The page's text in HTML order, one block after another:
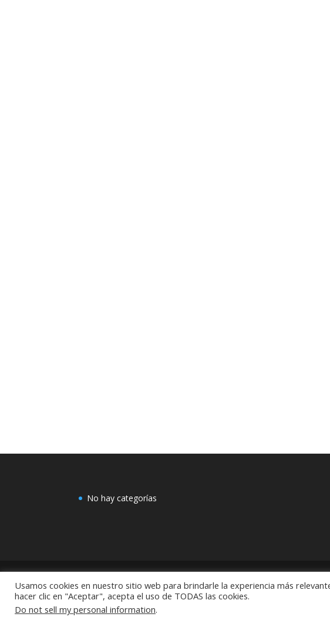
No hay categorías
COMEX: "Centro de Decoración Dayman Revolución" Pedidos:
México
Usamos cookies en nuestro sitio web para brindarle la experiencia más
hacer clic en "Aceptar", acepta el uso de TODAS las cookies.
Do not sell my personal information.